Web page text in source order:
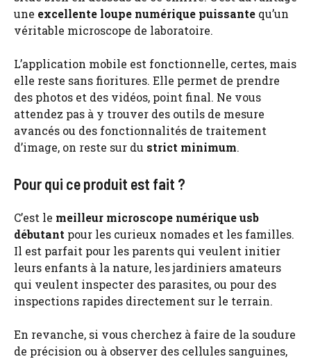
une excellente loupe numérique puissante qu’un
véritable microscope de laboratoire.
L’application mobile est fonctionnelle, certes, mais
elle reste sans fioritures. Elle permet de prendre
des photos et des vidéos, point final. Ne vous
attendez pas à y trouver des outils de mesure
avancés ou des fonctionnalités de traitement
d’image, on reste sur du strict minimum.
Pour qui ce produit est fait ?
C’est le meilleur microscope numérique usb
débutant pour les curieux nomades et les familles.
Il est parfait pour les parents qui veulent initier
leurs enfants à la nature, les jardiniers amateurs
qui veulent inspecter des parasites, ou pour des
inspections rapides directement sur le terrain.
En revanche, si vous cherchez à faire de la soudure
de précision ou à observer des cellules sanguines,